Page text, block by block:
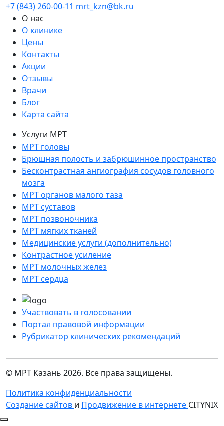
+7 (843) 260-00-11 mrt_kzn@bk.ru
О нас
О клинике
Цены
Контакты
Акции
Отзывы
Врачи
Блог
Карта сайта
Услуги МРТ
МРТ головы
Брюшная полость и забрюшинное пространство
Бесконтрастная ангиография сосудов головного
мозга
МРТ органов малого таза
МРТ суставов
МРТ позвоночника
МРТ мягких тканей
Медицинские услуги (дополнительно)
Контрастное усиление
МРТ молочных желез
МРТ сердца
Участвовать в голосовании
Портал правовой информации
Рубрикатор клинических рекомендаций
© МРТ Казань 2026. Все права защищены.
Политика конфиденциальности
Создание сайтов и Продвижение в интернете CITYNIX